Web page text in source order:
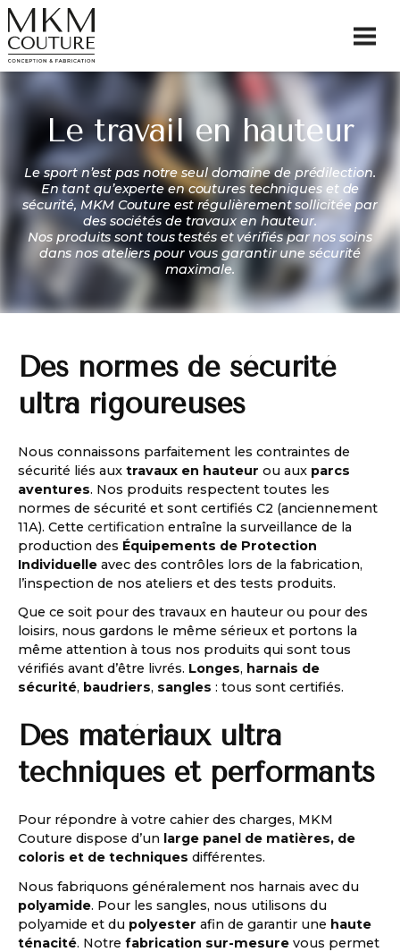
Le travail en hauteur
Le sport n’est pas notre seul domaine de prédilection.
En tant qu’experte en coutures techniques et de
sécurité, MKM Couture est régulièrement sollicitée par
des sociétés de travaux en hauteur.
Nos produits sont tous testés et vérifiés par nos soins
dans nos ateliers pour vous garantir une sécurité
maximale.
Des normes de sécurité
ultra rigoureuses
Nous connaissons parfaitement les contraintes de
sécurité liés aux travaux en hauteur ou aux parcs
aventures. Nos produits respectent toutes les
normes de sécurité et sont certifiés C2 (anciennement
11A). Cette certification entraîne la surveillance de la
production des Équipements de Protection
Individuelle avec des contrôles lors de la fabrication,
l’inspection de nos ateliers et des tests produits.
Que ce soit pour des travaux en hauteur ou pour des
loisirs, nous gardons le même sérieux et portons la
même attention à tous nos produits qui sont tous
vérifiés avant d’être livrés. Longes, harnais de
sécurité, baudriers, sangles : tous sont certifiés.
Des matériaux ultra
techniques et performants
Pour répondre à votre cahier des charges, MKM
Couture dispose d’un large panel de matières, de
coloris et de techniques différentes.
Nous fabriquons généralement nos harnais avec du
polyamide. Pour les sangles, nous utilisons du
polyamide et du polyester afin de garantir une haute
ténacité. Notre fabrication sur-mesure vous permet